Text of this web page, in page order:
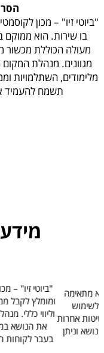
"ביוטי זיו" – מכון
בו שירות. הוא
מעולה הכוללת מכשור
מגוונים. מנהלת המקום
מלימודים, השתלמויות
תשמח להעמיד
הסרת
"ביוטי זיו" – מכון
ומומלץ לקבל ממנו שירות
וליווי כללי. מנהלת את
את הנושא במוסדות
בעבר לקוחות רבים